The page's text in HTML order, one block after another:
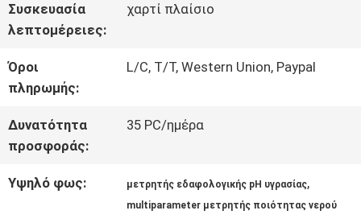
ΟΙ
ΠΕΡΙΠΤΏΣΕΙΣ
Συσκευασία
λεπτομέρειες:
χαρτί πλαίσιο
Όροι
πληρωμής:
L/C, T/T, Western Union, Paypal
Δυνατότητα
προσφοράς:
35 PC/ημέρα
Υψηλό φως: μετρητής εδαφολογικής pH υγρασίας,
multiparameter μετρητής ποιότητας νερού